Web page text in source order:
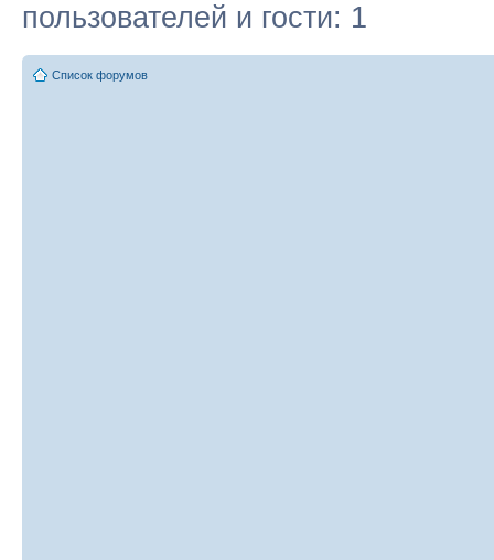
пользователей и гости: 1
Список форумов